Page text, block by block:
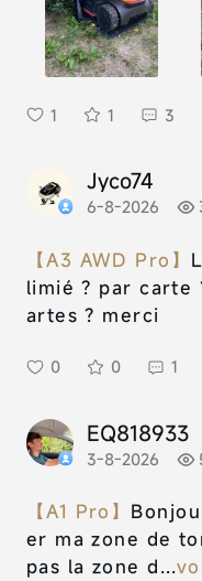
1 1 3
Jyco74
6-8-2026
【A3 AWD Pro】
limié ? par carte
artes ? merci
0 0 1
EQ818933
3-8-2026
【A1 Pro】
er ma zone de
pas la zone d...